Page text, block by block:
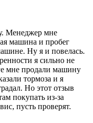
Менеджер мне
машина и пробег
Ну я и повелась.
я сильно не
мне продали машину
тормоза и я
Но этот отзыв
покупать из-за
пусть проверят.